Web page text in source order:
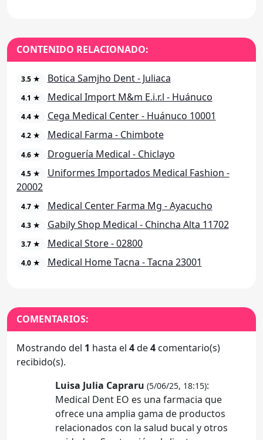
CONTENIDO RELACIONADO:
3.5 ★ Botica Samjho Dent - Juliaca
4.1 ★ Medical Import M&m E.i.r.l - Huánuco
4.4 ★ Cega Medical Center - Huánuco 10001
4.2 ★ Medical Farma - Chimbote
4.6 ★ Droguería Medical - Chiclayo
4.5 ★
Uniformes Importados Medical Fashion -
20002
4.7 ★ Medical Center Farma Mg - Ayacucho
4.3 ★ Gabily Shop Medical - Chincha Alta 11702
3.7 ★ Medical Store - 02800
4.0 ★ Medical Home Tacna - Tacna 23001
COMENTARIOS:
Mostrando del 1 hasta el 4de4 comentario(s)
recibido(s).
Luisa Julia Capraru (5/06/25, 18:15):
Medical Dent EO es una farmacia que
ofrece una amplia gama de productos
relacionados con la salud bucal y otros